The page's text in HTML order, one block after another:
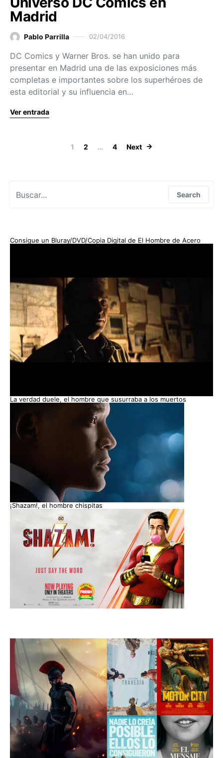
Madrid
Pablo Parrilla 02/04/2016
DC Comics y Warner Bros. se han unido para
presentar en Madrid una de las exposiciones más
completas e importantes sobre los superhéroes de
esta editorial y su influencia en…
Ver entrada
Paginación
1 2 … 4 Next
Search
Consigue un Bluray/DVD/Copia Digital de El Hombre de Acero
La verdad duele, el hombre que susurraba a los muertos
¡Shazam!, el hombre chispitas